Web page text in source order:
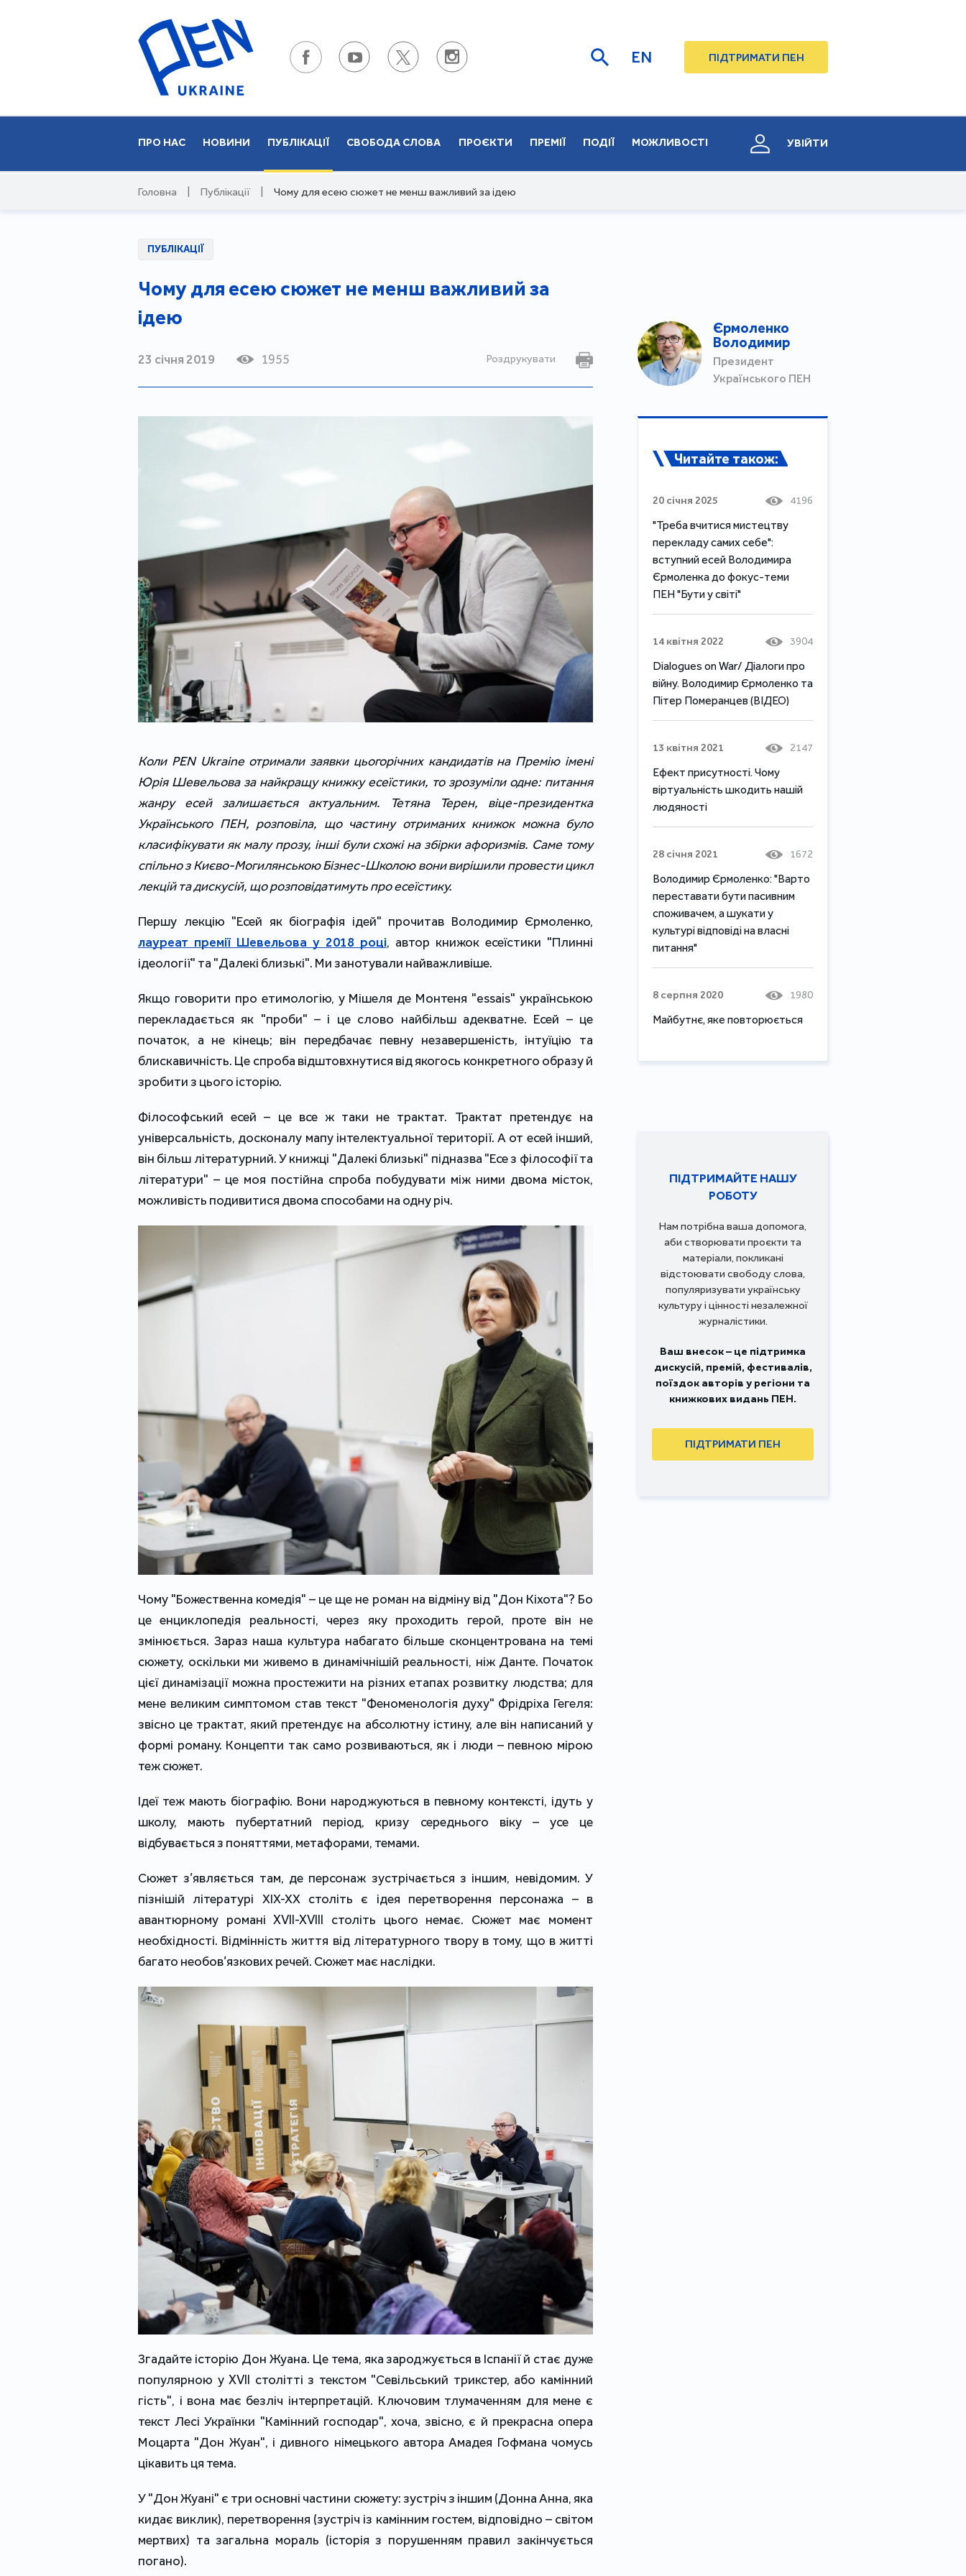
EN ПІДТРИМАТИ ПЕН
ПРО НАС НОВИНИ ПУБЛІКАЦІЇ СВОБОДА СЛОВА ПРОЄКТИ ПРЕМІЇ ПОДІЇ МОЖЛИВОСТІ УВІЙТИ
Головна Публікації Чому для есею сюжет не менш важливий за ідею
ПУБЛІКАЦІЇ
Чому для есею сюжет не менш важливий за
ідею
23 січня 2019 1955 Роздрукувати
Єрмоленко
Володимир
Президент
Українського ПЕН
Коли PEN Ukraine отримали заявки цьогорічних кандидатів на Премію імені
Юрія Шевельова за найкращу книжку есеїстики, то зрозуміли одне: питання
жанру есей залишається актуальним. Тетяна Терен, віце-президентка
Українського ПЕН, розповіла, що частину отриманих книжок можна було
класифікувати як малу прозу, інші були схожі на збірки афоризмів. Саме тому
спільно з Києво-Могилянською Бізнес-Школою вони вирішили провести цикл
лекцій та дискусій, що розповідатимуть про есеїстику.
Першу лекцію "Есей як біографія ідей" прочитав Володимир Єрмоленко,
лауреат премії Шевельова у 2018 році, автор книжок есеїстики "Плинні
ідеології" та "Далекі близькі". Ми занотували найважливіше.
Якщо говорити про етимологію, у Мішеля де Монтеня "essais" українською
перекладається як "проби" – і це слово найбільш адекватне. Есей – це
початок, а не кінець; він передбачає певну незавершеність, інтуїцію та
блискавичність. Це спроба відштовхнутися від якогось конкретного образу й
зробити з цього історію.
Філософський есей – це все ж таки не трактат. Трактат претендує на
універсальність, досконалу мапу інтелектуальної території. А от есей інший,
він більш літературний. У книжці "Далекі близькі" підназва "Есе з філософії та
літератури" – це моя постійна спроба побудувати між ними двома місток,
можливість подивитися двома способами на одну річ.
Чому "Божественна комедія" – це ще не роман на відміну від "Дон Кіхота"? Бо
це енциклопедія реальності, через яку проходить герой, проте він не
змінюється. Зараз наша культура набагато більше сконцентрована на темі
сюжету, оскільки ми живемо в динамічнішій реальності, ніж Данте. Початок
цієї динамізації можна простежити на різних етапах розвитку людства; для
мене великим симптомом став текст "Феноменологія духу" Фрідріха Гегеля:
звісно це трактат, який претендує на абсолютну істину, але він написаний у
формі роману. Концепти так само розвиваються, як і люди – певною мірою
теж сюжет.
Ідеї теж мають біографію. Вони народжуються в певному контексті, ідуть у
школу, мають пубертатний період, кризу середнього віку – усе це
відбувається з поняттями, метафорами, темами.
Сюжет з’являється там, де персонаж зустрічається з іншим, невідомим. У
пізнішій літературі ХІХ-ХХ століть є ідея перетворення персонажа – в
авантюрному романі XVII-XVIII століть цього немає. Сюжет має момент
необхідності. Відмінність життя від літературного твору в тому, що в житті
багато необов’язкових речей. Сюжет має наслідки.
Згадайте історію Дон Жуана. Це тема, яка зароджується в Іспанії й стає дуже
популярною у XVII столітті з текстом "Севільський трикстер, або камінний
гість", і вона має безліч інтерпретацій. Ключовим тлумаченням для мене є
текст Лесі Українки "Камінний господар", хоча, звісно, є й прекрасна опера
Моцарта "Дон Жуан", і дивного німецького автора Амадея Гофмана чомусь
цікавить ця тема.
У "Дон Жуані" є три основні частини сюжету: зустріч з іншим (Донна Анна, яка
кидає виклик), перетворення (зустріч із камінним гостем, відповідно – світом
мертвих) та загальна мораль (історія з порушенням правил закінчується
погано).
Читайте також:
20 січня 2025 4196
"Треба вчитися мистецтву
перекладу самих себе":
вступний есей Володимира
Єрмоленка до фокус-теми
ПЕН "Бути у світі"
14 квітня 2022 3904
Dialogues on War/ Діалоги про
війну. Володимир Єрмоленко та
Пітер Померанцев (ВІДЕО)
13 квітня 2021 2147
Ефект присутності. Чому
віртуальність шкодить нашій
людяності
28 січня 2021 1672
Володимир Єрмоленко: "Варто
переставати бути пасивним
споживачем, а шукати у
культурі відповіді на власні
питання"
8 серпня 2020 1980
Майбутнє, яке повторюється
ПІДТРИМАЙТЕ НАШУ
РОБОТУ
Нам потрібна ваша допомога,
аби створювати проєкти та
матеріали, покликані
відстоювати свободу слова,
популяризувати українську
культуру і цінності незалежної
журналістики.
Ваш внесок – це підтримка
дискусій, премій, фестивалів,
поїздок авторів у регіони та
книжкових видань ПЕН.
ПІДТРИМАТИ ПЕН